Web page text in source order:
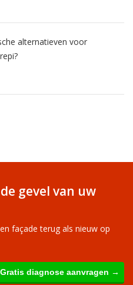
alternatieven voor
gevel van uw
façade terug als nieuw op
Gratis diagnose aanvragen →